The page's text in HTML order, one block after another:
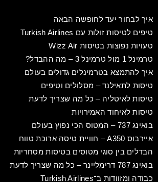
איך לבחור יעד לחופשה הבאה
טיפים לטיסות זולות עם Turkish Airlines
טעויות נפוצות בטיסות Wizz Air
טרמינל 1 מול טרמינל 3 – מה ההבדל?
איך להתמצא בטרמינלים גדולים בעולם
טיסות לתאילנד – מסלולים וטיפים
טיסות לאיטליה – כל מה שצריך לדעת
טיסות לאיחוד האמירויות
בואינג 737 – המטוס הכי נפוץ בעולם
איירבוס A350 – חוויית טיסה ארוכת טווח
הבדלים בין סוגי מטוסים בטיסות מסחריות
בואינג 787 דרימליינר – כל מה שצריך לדעת
כבודה ומזוודות ב־Turkish Airlines